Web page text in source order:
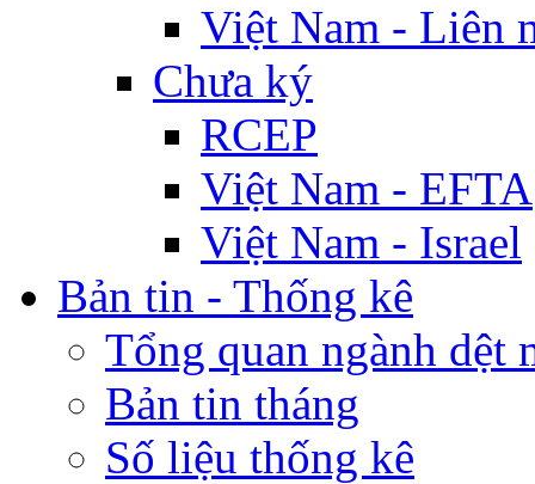
Việt Nam - Liên
Chưa ký
RCEP
Việt Nam - EFTA
Việt Nam - Israel
Bản tin - Thống kê
Tổng quan ngành dệt
Bản tin tháng
Số liệu thống kê